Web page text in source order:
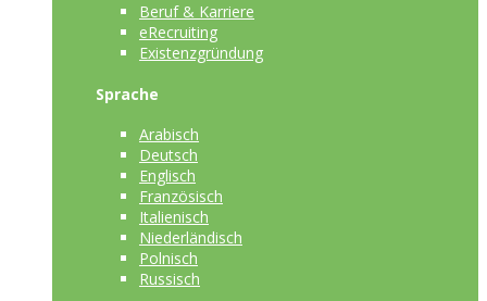
Beruf & Karriere
eRecruiting
Existenzgründung
Sprache
Arabisch
Deutsch
Englisch
Französisch
Italienisch
Niederländisch
Polnisch
Russisch